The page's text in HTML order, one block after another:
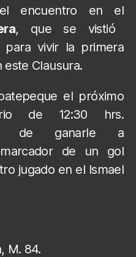
el encuentro en el
, que se vistió
para vivir la primera
Clausura.
el próximo
de 12:30 hrs.
de ganarle a
de un gol
jugado en el Ismael
M. 84.